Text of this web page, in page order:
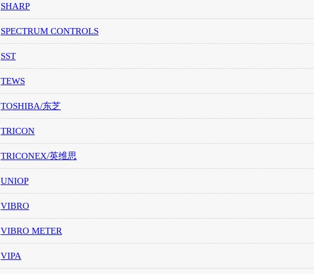
SHARP
SPECTRUM CONTROLS
SST
TEWS
TOSHIBA/东芝
TRICON
TRICONEX/英维思
UNIOP
VIBRO
VIBRO METER
VIPA